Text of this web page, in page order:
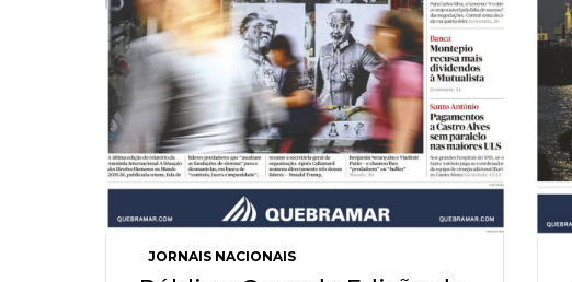
JORNAIS NACIONAIS